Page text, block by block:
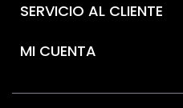
SERVICIO AL CLIENTE
MI CUENTA